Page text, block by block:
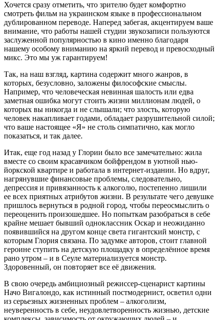
Хочется сразу отметить, что зрителю будет комфортно
смотреть фильм на украинском языке в профессиональном
дублированном переводе. Наперед забегая, акцентируем ваше
внимание, что работы нашей студии звукозаписи пользуются
заслуженной популярностью в кино именно благодаря
нашему особому вниманию на яркий перевод и превосходный
микс. Это мы уж гарантируем!
Так, на наш взгляд, картина содержит много жанров, в
которых, безусловно, заложены философские смыслы.
Например, что человеческая невинная шалость или едва
заметная ошибка могут стоить жизни миллионам людей, о
которых вы никогда и не слышали; что злость, которую
человек накапливает годами, обладает разрушительной силой;
что ваше настоящее «Я» не столь симпатично, как могло
показаться, и так далее.
Итак, еще год назад у Глории было все замечательно: жила
вместе со своим красавчиком бойфрендом в уютной нью-
йоркской квартире и работала в интернет-издании. Но вдруг,
нагрянувшие финансовые проблемы, следовательно,
депрессия и привязанность к алкоголю, постепенно лишили
ее всех приятных атрибутов жизни. В результате чего девушке
пришлось вернуться в родной город, чтобы переосмыслить о
переоценить произошедшее. Но попыткам разобраться в себе
крайне мешает бывший одноклассник Оскар и неожиданно
появившийся на другом конце света гигантский монстр, с
которым Глория связана. По задумке авторов, стоит главной
героине ступить на детскую площадку в определённое время
рано утром – и в Сеуле материализуется монстр.
Здоровенный, он повторяет все её движения.
В свою очередь амбициозный режиссер-сценарист картины
Начо Вигалондо, как истинный постмодернист, осветил одни
из серьезных жизненных проблем – алкоголизм,
неуверенность в себе, неудовлетворенность жизнью, детские